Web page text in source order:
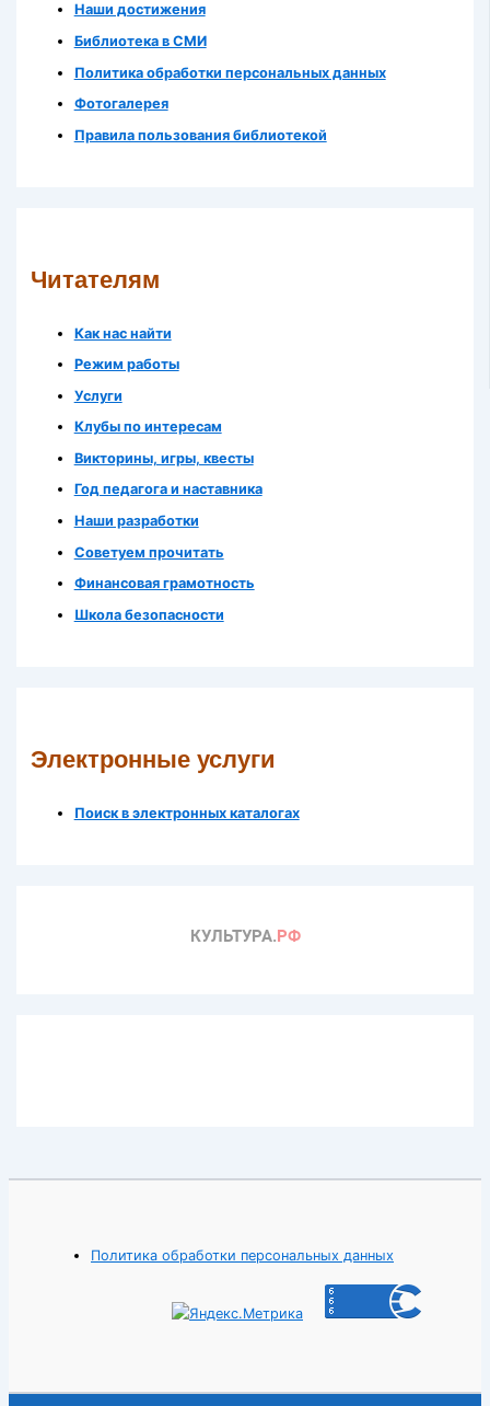
Наши достижения
Библиотека в СМИ
Политика обработки персональных данных
Фотогалерея
Правила пользования библиотекой
Читателям
Как нас найти
Режим работы
Услуги
Клубы по интересам
Викторины, игры, квесты
Год педагога и наставника
Наши разработки
Советуем прочитать
Финансовая грамотность
Школа безопасности
Электронные услуги
Поиск в электронных каталогах
Политика обработки персональных данных